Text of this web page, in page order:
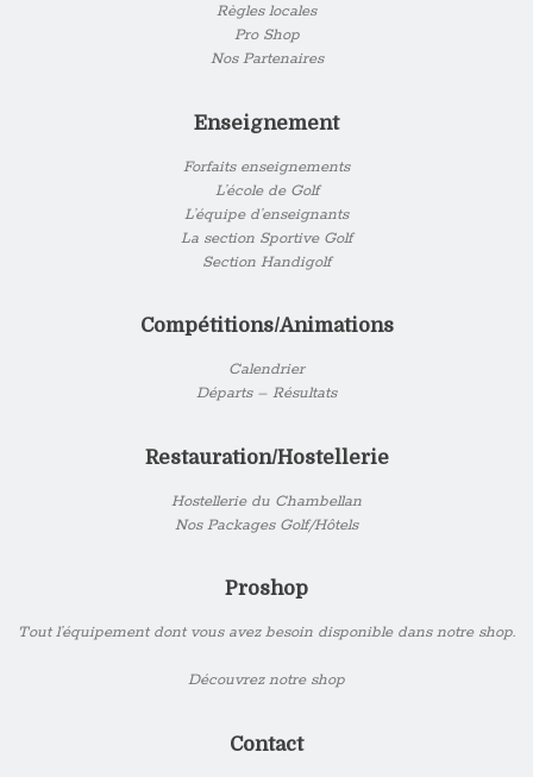
Règles locales
Pro Shop
Nos Partenaires
Enseignement
Forfaits enseignements
L’école de Golf
L’équipe d’enseignants
La section Sportive Golf
Section Handigolf
Compétitions/Animations
Calendrier
Départs – Résultats
Restauration/Hostellerie
Hostellerie du Chambellan
Nos Packages Golf/Hôtels
Proshop
Tout l’équipement dont vous avez besoin disponible dans notre shop.
Découvrez notre shop
Contact